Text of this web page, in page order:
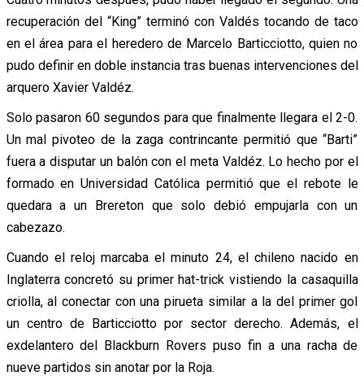
recuperación del “King” terminó con Valdés tocando de taco
en el área para el heredero de Marcelo Barticciotto, quien no
pudo definir en doble instancia tras buenas intervenciones del
arquero Xavier Valdéz.
Solo pasaron 60 segundos para que finalmente llegara el 2-0.
Un mal pivoteo de la zaga contrincante permitió que “Barti”
fuera a disputar un balón con el meta Valdéz. Lo hecho por el
formado en Universidad Católica permitió que el rebote le
quedara a un Brereton que solo debió empujarla con un
cabezazo.
Cuando el reloj marcaba el minuto 24, el chileno nacido en
Inglaterra concretó su primer hat-trick vistiendo la casaquilla
criolla, al conectar con una pirueta similar a la del primer gol
un centro de Barticciotto por sector derecho. Además, el
exdelantero del Blackburn Rovers puso fin a una racha de
nueve partidos sin anotar por la Roja.